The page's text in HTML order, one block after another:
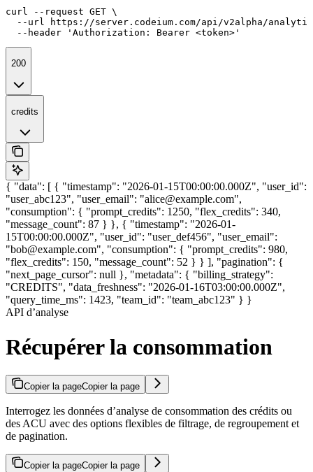
curl --request GET \
--url https://server.codeium.com/api/v2alpha/
  --header 'Authorization: Bearer <token>'
200
credits
{ "data": [ { "timestamp": "2026-01-15T00:00:00.000Z", "user_id":
"user_abc123", "user_email": "alice@example.com",
"consumption": { "prompt_credits": 1250, "flex_credits": 340,
"message_count": 87 } }, { "timestamp": "2026-01-
15T00:00:00.000Z", "user_id": "user_def456", "user_email":
"bob@example.com", "consumption": { "prompt_credits": 980,
"flex_credits": 150, "message_count": 52 } } ], "pagination": {
"next_page_cursor": null }, "metadata": { "billing_strategy":
"CREDITS", "data_freshness": "2026-01-16T03:00:00.000Z",
"query_time_ms": 1423, "team_id": "team_abc123" } }
API d’analyse
Récupérer la consommation
Copier la pageCopier la page
Interrogez les données d’analyse de consommation des crédits ou
des ACU avec des options flexibles de filtrage, de regroupement et
de pagination.
Copier la pageCopier la page